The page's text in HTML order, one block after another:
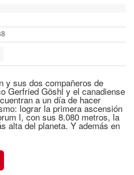
y sus dos compañeros de
Gerfried Göshl y el canadiense
a un día de hacer
lograr la primera ascensión
I, con sus 8.080 metros, la
alta del planeta. Y además en